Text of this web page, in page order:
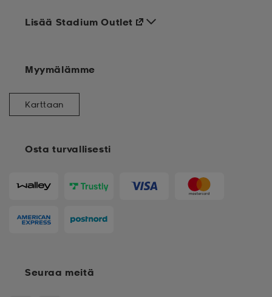
Osta turvallisesti
Lisää Stadium Outlet
Myymälämme
Karttaan
Seuraa meitä